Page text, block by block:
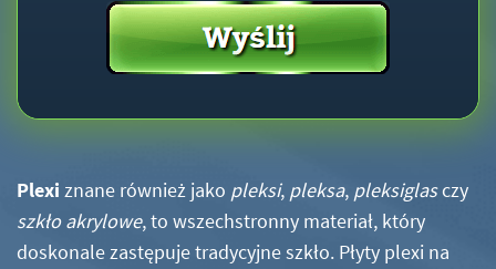
Plexi znane również jako pleksi, pleksa, pleksiglasczy
szkło akrylowe, to wszechstronny materiał, który
doskonale zastępuje tradycyjne szkło. Płyty plexi na